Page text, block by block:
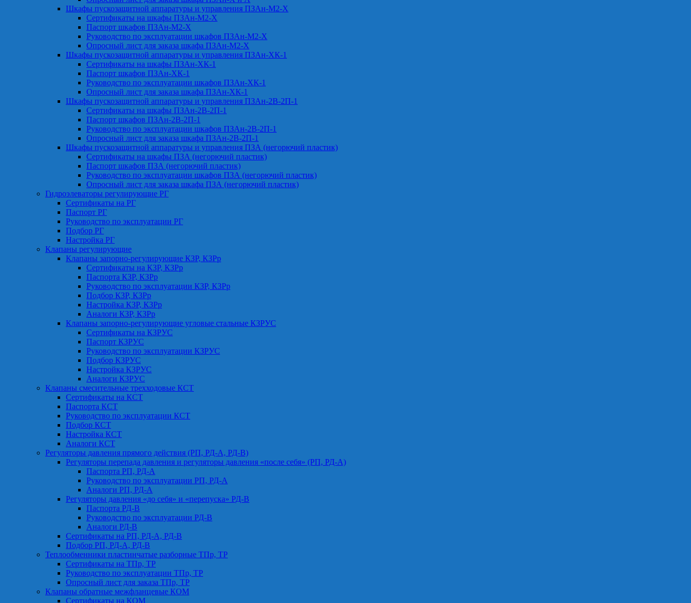
Шкафы пускозащитной аппаратуры и управления ПЗАн-М2-Х
Сертификаты на шкафы ПЗАн-М2-Х
Паспорт шкафов ПЗАн-М2-Х
Руководство по эксплуатации шкафов ПЗАн-М2-Х
Опросный лист для заказа шкафа ПЗАн-М2-Х
Шкафы пускозащитной аппаратуры и управления ПЗАн-ХК-1
Сертификаты на шкафы ПЗАн-ХК-1
Паспорт шкафов ПЗАн-ХК-1
Руководство по эксплуатации шкафов ПЗАн-ХК-1
Опросный лист для заказа шкафа ПЗАн-ХК-1
Шкафы пускозащитной аппаратуры и управления ПЗАн-2В-2П-1
Сертификаты на шкафы ПЗАн-2В-2П-1
Паспорт шкафов ПЗАн-2В-2П-1
Руководство по эксплуатации шкафов ПЗАн-2В-2П-1
Опросный лист для заказа шкафа ПЗАн-2В-2П-1
Шкафы пускозащитной аппаратуры и управления ПЗА (негорючий пластик)
Сертификаты на шкафы ПЗА (негорючий пластик)
Паспорт шкафов ПЗА (негорючий пластик)
Руководство по эксплуатации шкафов ПЗА (негорючий пластик)
Опросный лист для заказа шкафа ПЗА (негорючий пластик)
Гидроэлеваторы регулирующие РГ
Сертификаты на РГ
Паспорт РГ
Руководство по эксплуатации РГ
Подбор РГ
Настройка РГ
Клапаны регулирующие
Клапаны запорно-регулирующие КЗР, КЗРр
Сертификаты на КЗР, КЗРр
Паспорта КЗР, КЗРр
Руководство по эксплуатации КЗР, КЗРр
Подбор КЗР, КЗРр
Настройка КЗР, КЗРр
Аналоги КЗР, КЗРр
Клапаны запорно-регулирующие угловые стальные КЗРУС
Сертификаты на КЗРУС
Паспорт КЗРУС
Руководство по эксплуатации КЗРУС
Подбор КЗРУС
Настройка КЗРУС
Аналоги КЗРУС
Клапаны смесительные трехходовые КСТ
Сертификаты на КСТ
Паспорта КСТ
Руководство по эксплуатации КСТ
Подбор КСТ
Настройка КСТ
Аналоги КСТ
Регуляторы давления прямого действия (РП, РД-А, РД-В)
Регуляторы перепада давления и регуляторы давления «после себя» (РП, РД-А)
Паспорта РП, РД-А
Руководство по эксплуатации РП, РД-А
Аналоги РП, РД-А
Регуляторы давления «до себя» и «перепуска» РД-В
Паспорта РД-В
Руководство по эксплуатации РД-В
Аналоги РД-В
Сертификаты на РП, РД-А, РД-В
Подбор РП, РД-А, РД-В
Теплообменники пластинчатые разборные ТПр, ТР
Сертификаты на ТПр, ТР
Руководство по эксплуатации ТПр, ТР
Опросный лист для заказа ТПр, ТР
Клапаны обратные межфланцевые КОМ
Сертификаты на КОМ